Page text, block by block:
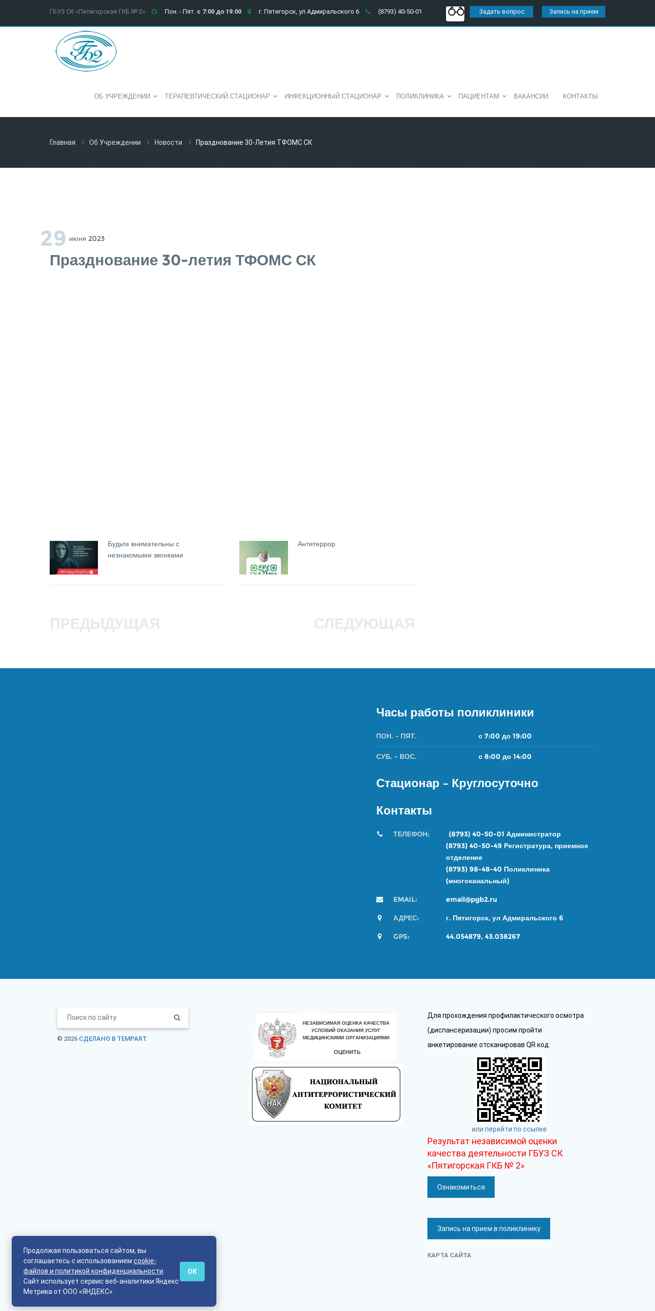
ГБУЗ СК «Пятигорская ГКБ № 2» Пон. - Пят. с 7:00 до 19:00 г. Пятигорск, ул Адмиральского 6 (8793) 40-50-01 Задать вопрос Запись на прием
ОБ УЧРЕЖДЕНИИ ТЕРАПЕВТИЧЕСКИЙ СТАЦИОНАР ИНФЕКЦИОННЫЙ СТАЦИОНАР ПОЛИКЛИНИКА ПАЦИЕНТАМ ВАКАНСИИ КОНТАКТЫ
Главная Об Учреждении Новости Празднование 30-Летия ТФОМС СК
29 Июня 2023
Празднование 30-летия ТФОМС СК
Будьте внимательны с
незнакомыми звонками
Антитеррор
ПРЕДЫДУЩАЯ СЛЕДУЮЩАЯ
Часы работы поликлиники
ПОН. - ПЯТ. с 7:00 до 19:00
СУБ. - ВОС. с 8:00 до 14:00
Стационар – Круглосуточно
Контакты
ТЕЛЕФОН: (8793) 40-50-01 Администратор
(8793) 40-50-49 Регистратура, приемное
отделение
(8793) 98-48-40 Поликлиника
(многоканальный)
EMAIL: email@pgb2.ru
АДРЕС: г. Пятигорск, ул Адмиральского 6
GPS: 44.054879, 43.038267
Для прохождения профилактического осмотра
(диспансеризации) просим пройти
анкетирование отсканировав QR код:
или перейти по ссылке
Результат независимой оценки
качества деятельности ГБУЗ СК
«Пятигорская ГКБ № 2»
Ознакомиться
Запись на прием в поликлинику
КАРТА САЙТА
© 2026 СДЕЛАНО В TEMPART.
Продолжая пользоваться сайтом, вы
соглашаетесь с использованием cookie-
файлов и политикой конфиденциальности
Сайт использует сервис веб-аналитики Яндекс
Метрика от ООО «ЯНДЕКС».
ОК